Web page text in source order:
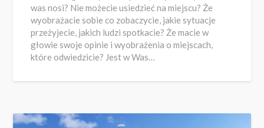
was nosi? Nie możecie usiedzieć na miejscu? Że
wyobrażacie sobie co zobaczycie, jakie sytuacje
przeżyjecie, jakich ludzi spotkacie? Że macie w
głowie swoje opinie i wyobrażenia o miejscach,
które odwiedzicie? Jest w Was…